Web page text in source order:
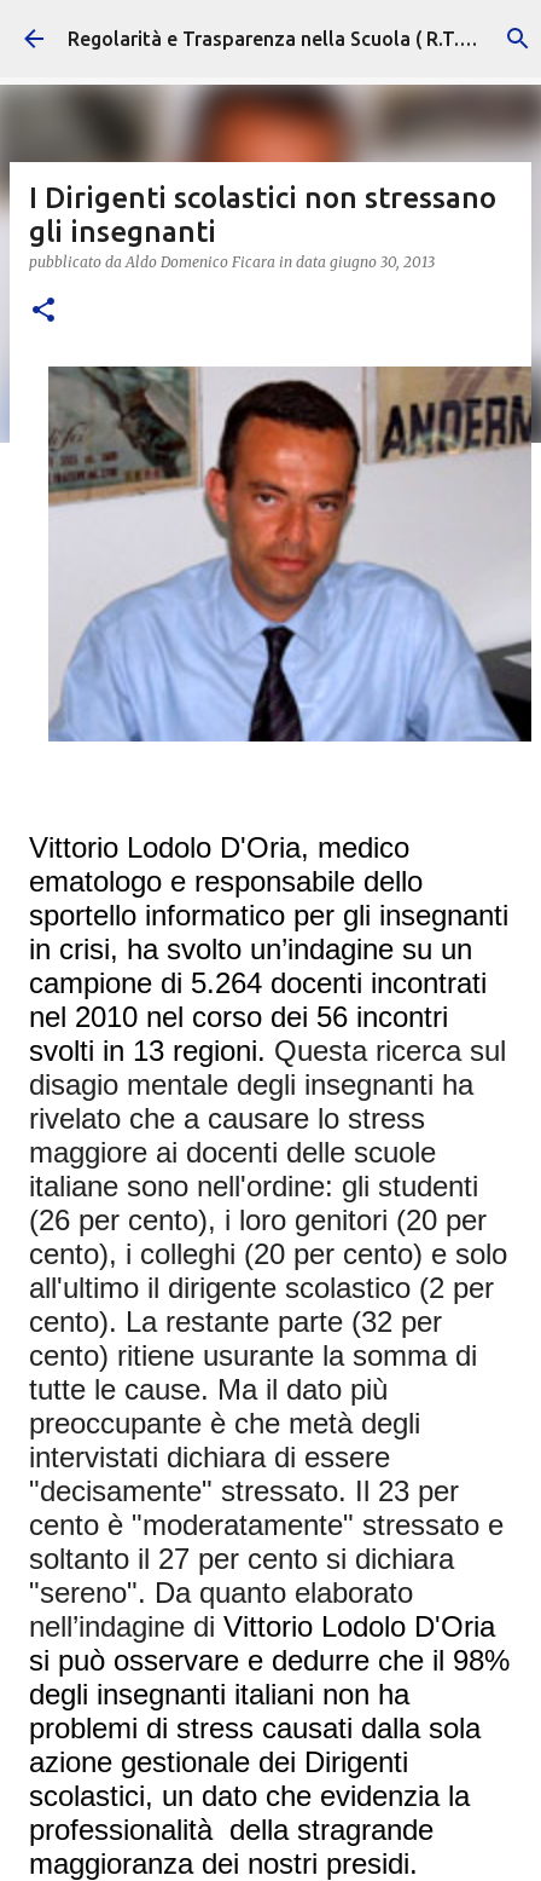
Passa ai contenuti principali Regolarità e Trasparenza nella Scuola ( R.T.S. )
I Dirigenti scolastici non stressano
gli insegnanti
pubblicato daAldo Domenico Ficara in data giugno 30, 2013
Vittorio Lodolo D'Oria, medico
ematologo e responsabile dello
sportello informatico per gli insegnanti
in crisi, ha svolto un’indagine su un
campione di 5.264 docenti incontrati
nel 2010 nel corso dei 56 incontri
svolti in 13 regioni. Questa ricerca sul
disagio mentale degli insegnanti ha
rivelato che a causare lo stress
maggiore ai docenti delle scuole
italiane sono nell'ordine: gli studenti
(26 per cento), i loro genitori (20 per
cento), i colleghi (20 per cento) e solo
all'ultimo il dirigente scolastico (2 per
cento). La restante parte (32 per
cento) ritiene usurante la somma di
tutte le cause. Ma il dato più
preoccupante è che metà degli
intervistati dichiara di essere
"decisamente" stressato. Il 23 per
cento è "moderatamente" stressato e
soltanto il 27 per cento si dichiara
"sereno". Da quanto elaborato
nell’indagine di Vittorio Lodolo D'Oria
si può osservare e dedurre che il 98%
degli insegnanti italiani non ha
problemi di stress causati dalla sola
azione gestionale dei Dirigenti
scolastici, un dato che evidenzia la
professionalità della stragrande
maggioranza dei nostri presidi.